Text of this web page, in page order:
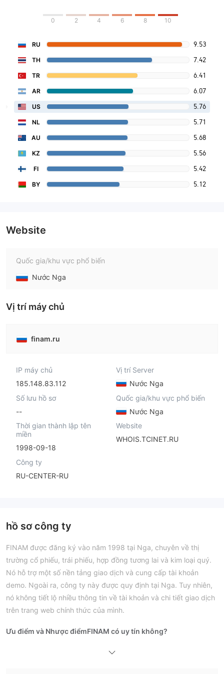
0 2 4 6 8 10
RU 9.53
TH 7.42
TR 6.41
AR 6.07
US 5.76
NL 5.71
AU 5.68
KZ 5.56
FI 5.42
BY 5.12
Website
Quốc gia/khu vực phổ biến
Nước Nga
Vị trí máy chủ
finam.ru
IP máy chủ
185.148.83.112
Vị trí Server
Nước Nga
Số lưu hồ sơ
--
Quốc gia/khu vực phổ biến
Nước Nga
Thời gian thành lập tên
miền
1998-09-18
Website
WHOIS.TCINET.RU
Công ty
RU-CENTER-RU
hồ sơ công ty
FINAM được đăng ký vào năm 1998 tại Nga, chuyên về thị
trường cổ phiếu, trái phiếu, hợp đồng tương lai và kim loại quý.
Nó hỗ trợ một số nền tảng giao dịch và cung cấp tài khoản
demo. Ngoài ra, công ty này được quy định tại Nga. Tuy nhiên,
nó không tiết lộ nhiều thông tin về tài khoản và chi tiết giao dịch
trên trang web chính thức của mình.
Ưu điểm và Nhược điểmFINAM có uy tín không?